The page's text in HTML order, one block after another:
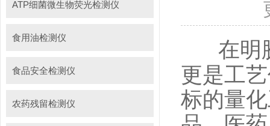
ATP细菌微生物荧光检测仪
食用油检测仪
食品安全检测仪
农药残留检测仪
在明
更是工
标的量